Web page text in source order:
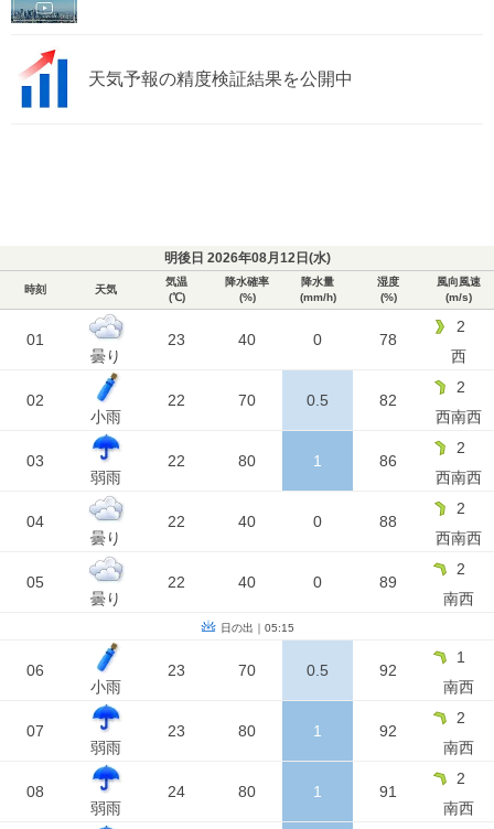
天気予報の精度検証結果を公開中
明後日 2026年08月12日(水)
時刻 天気
気温
(℃)
降水確率
(%)
降水量
(mm/h)
湿度
(%)
風向風速
(m/s)
01
曇り
23 40 0 78
2
西
02
小雨
22 70 0.5 82
2
西南西
03
弱雨
22 80 1 86
2
西南西
04
曇り
22 40 0 88
2
西南西
05
曇り
22 40 0 89
2
南西
日の出｜05:15
06
小雨
23 70 0.5 92
1
南西
07
弱雨
23 80 1 92
2
南西
08
弱雨
24 80 1 91
2
南西